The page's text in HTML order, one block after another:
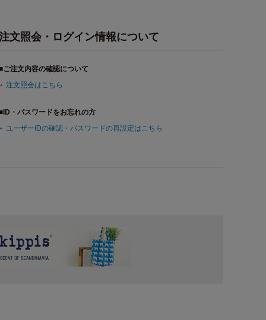
文照会・ログイン情報について
ご注文内容の確認について
注文照会はこちら
・パスワードをお忘れの方
ユーザーIDの確認・パスワードの再設定はこちら